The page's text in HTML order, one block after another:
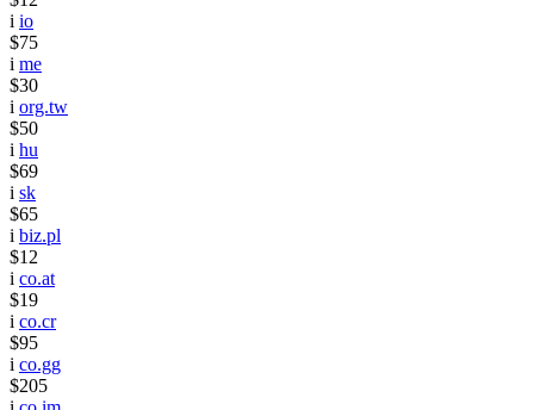
i io
$75
i me
$30
i org.tw
$50
i hu
$69
i sk
$65
i biz.pl
$12
i co.at
$19
i co.cr
$95
i co.gg
$205